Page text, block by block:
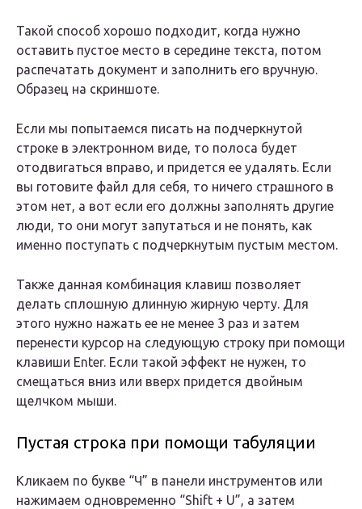
Такой способ хорошо подходит, когда нужно
оставить пустое место в середине текста, потом
распечатать документ и заполнить его вручную.
Образец на скриншоте.
Если мы попытаемся писать на подчеркнутой
строке в электронном виде, то полоса будет
отодвигаться вправо, и придется ее удалять. Если
вы готовите файл для себя, то ничего страшного в
этом нет, а вот если его должны заполнять другие
люди, то они могут запутаться и не понять, как
именно поступать с подчеркнутым пустым местом.
Также данная комбинация клавиш позволяет
делать сплошную длинную жирную черту. Для
этого нужно нажать ее не менее 3 раз и затем
перенести курсор на следующую строку при помощи
клавиши Enter. Если такой эффект не нужен, то
смещаться вниз или вверх придется двойным
щелчком мыши.
Пустая строка при помощи табуляции
Кликаем по букве “Ч” в панели инструментов или
нажимаем одновременно “Shift + U”, а затем